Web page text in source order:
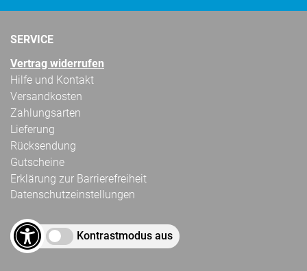
SERVICE
Vertrag widerrufen
Hilfe und Kontakt
Versandkosten
Zahlungsarten
Lieferung
Rücksendung
Gutscheine
Erklärung zur Barrierefreiheit
Datenschutzeinstellungen
Kontrastmodus aus